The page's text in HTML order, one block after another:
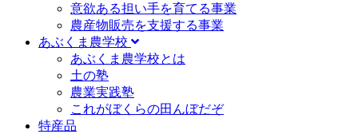
意欲ある担い手を育てる事業
農産物販売を支援する事業
あぶくま農学校
あぶくま農学校とは
土の塾
農業実践塾
これがぼくらの田んぼだぞ
特産品